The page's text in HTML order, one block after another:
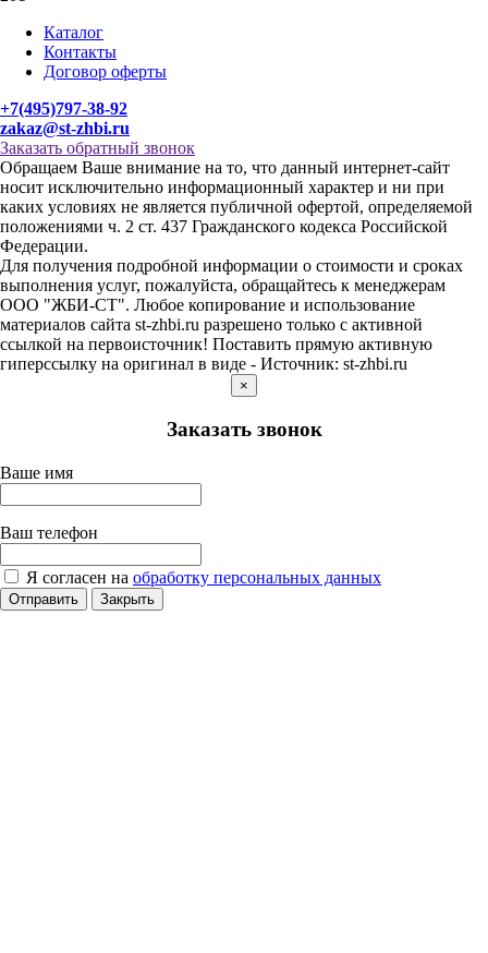
Каталог
Контакты
Договор оферты
+7(495)797-38-92
zakaz@st-zhbi.ru
Заказать обратный звонок
Обращаем Ваше внимание на то, что данный интернет-сайт
носит исключительно информационный характер и ни при
каких условиях не является публичной офертой, определяемой
положениями ч. 2 ст. 437 Гражданского кодекса Российской
Федерации.
Для получения подробной информации о стоимости и сроках
выполнения услуг, пожалуйста, обращайтесь к менеджерам
ООО "ЖБИ-СТ". Любое копирование и использование
материалов сайта st-zhbi.ru разрешено только с активной
ссылкой на первоисточник! Поставить прямую активную
гиперссылку на оригинал в виде - Источник: st-zhbi.ru
×
Заказать звонок
Ваше имя
Ваш телефон
Я согласен на обработку персональных данных
Отправить Закрыть